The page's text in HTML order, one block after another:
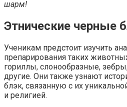
шарм!
Этнические черные
Ученикам предстоит изучить
препарирования таких
гориллы, слонообразные,
другие. Они также узнают
блэк, связанную с их
и религией.